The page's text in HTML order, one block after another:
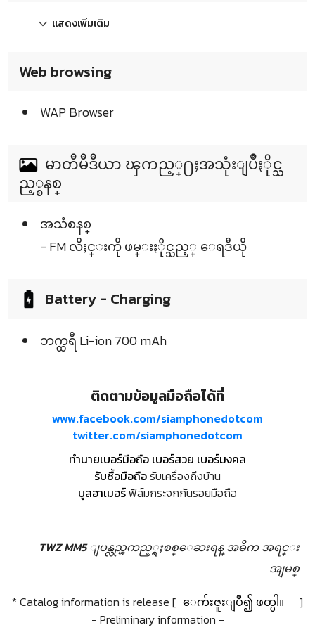
แสดงเพิ่มเติม
Web browsing
WAP Browser
မာတီမီဒီယာ ၾကည့္႐ႈအသုံးျပဳႏိုင္သ
ည့္စနစ္
အသံစနစ္
- FM လိႈင္းကို ဖမ္းႏိုင္သည့္ ေရဒီယို
Battery - Charging
ဘက္ထရီ Li-ion 700 mAh
ติดตามข้อมูลมือถือได้ที่
www.facebook.com/siamphonedotcom
twitter.com/siamphonedotcom
ทำนายเบอร์มือถือ เบอร์สวย เบอร์มงคล
รับซื้อมือถือรับเครื่องถึงบ้าน
บูลอาเมอร์ฟิล์มกระจกกันรอยมือถือ
TWZ MM5 ျပန္လည္ၾကည့္ရႈစစ္ေဆးရန္ အဓိက အရင္း
အျမစ္
* Catalog information is release [ ေက်းဇူးျပဳ၍ ဖတ္ပါ။
]
- Preliminary information -